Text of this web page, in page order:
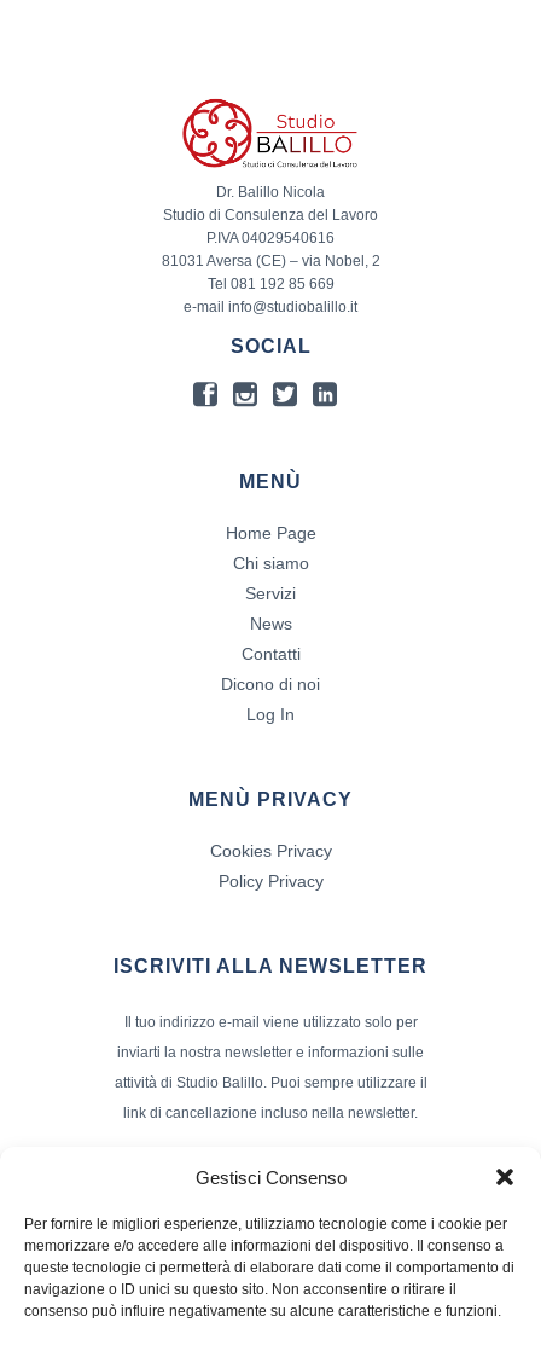
Gestisci Consenso
Per fornire le migliori esperienze, utilizziamo tecnologie come i cookie per
memorizzare e/o accedere alle informazioni del dispositivo. Il consenso a
queste tecnologie ci permetterà di elaborare dati come il comportamento di
navigazione o ID unici su questo sito. Non acconsentire o ritirare il
consenso può influire negativamente su alcune caratteristiche e funzioni.
Dr. Balillo Nicola
Studio di Consulenza del Lavoro
P.IVA 04029540616
81031 Aversa (CE) – via Nobel, 2
Tel 081 192 85 669
e-mail info@studiobalillo.it
SOCIAL
MENÙ
Home Page
Chi siamo
Servizi
News
Contatti
Dicono di noi
Log In
MENÙ PRIVACY
Cookies Privacy
Policy Privacy
ISCRIVITI ALLA NEWSLETTER
Il tuo indirizzo e-mail viene utilizzato solo per
inviarti la nostra newsletter e informazioni sulle
attività di Studio Balillo. Puoi sempre utilizzare il
link di cancellazione incluso nella newsletter.
Nome e Cognome